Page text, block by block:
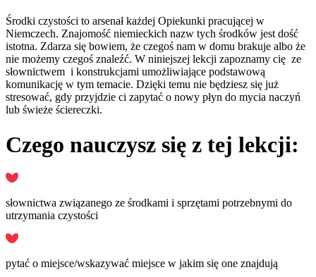
Środki czystości to arsenał każdej Opiekunki pracującej w
Niemczech. Znajomość niemieckich nazw tych środków jest dość
istotna. Zdarza się bowiem, że czegoś nam w domu brakuje albo że
nie możemy czegoś znaleźć. W niniejszej lekcji zapoznamy cię ze
słownictwem i konstrukcjami umożliwiające podstawową
komunikację w tym temacie. Dzięki temu nie będziesz się już
stresować, gdy przyjdzie ci zapytać o nowy płyn do mycia naczyń
lub świeże ściereczki.
Czego nauczysz się z tej lekcji:
słownictwa związanego ze środkami i sprzętami potrzebnymi do
utrzymania czystości
pytać o miejsce/wskazywać miejsce w jakim się one znajdują